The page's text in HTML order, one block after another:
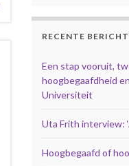
RECENTE
Een stap vooruit,
hoogbegaafdheid
Universiteit
Uta Frith interview:
Hoogbegaafd of